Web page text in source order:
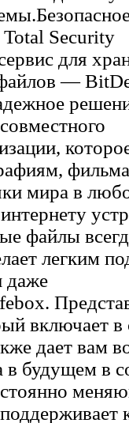
Security
для
—
мира в
файлы
легким
даже
включает в
дает вам
будущем в